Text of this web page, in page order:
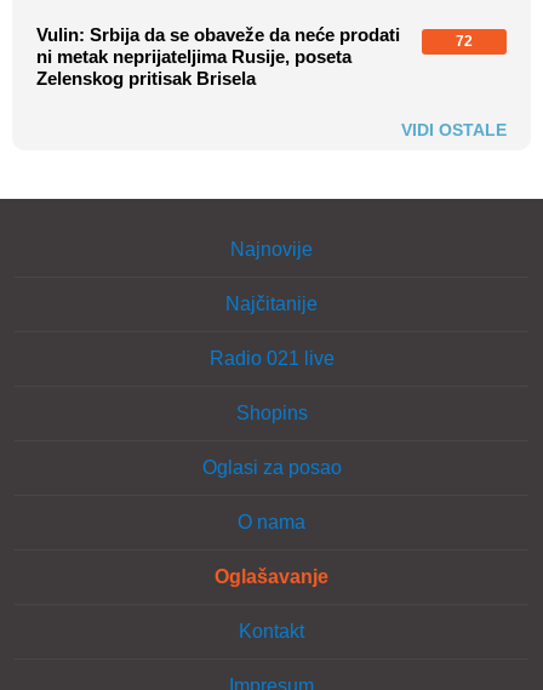
Vulin: Srbija da se obaveže da neće prodati
ni metak neprijateljima Rusije, poseta
Zelenskog pritisak Brisela
72
VIDI OSTALE
Najnovije
Najčitanije
Radio 021 live
Shopins
Oglasi za posao
O nama
Oglašavanje
Kontakt
Impresum